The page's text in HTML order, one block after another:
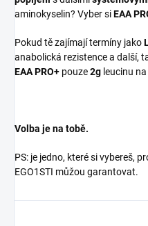
aminokyselin? Vyber siEAA
Pokud tě zajímají termíny jako
anabolická rezistence a další,
EAA PRO+ pouze2g leucinu
Volba je na tobě.
PS: je jedno, které si vybereš,
EGO1STI můžou garantovat.